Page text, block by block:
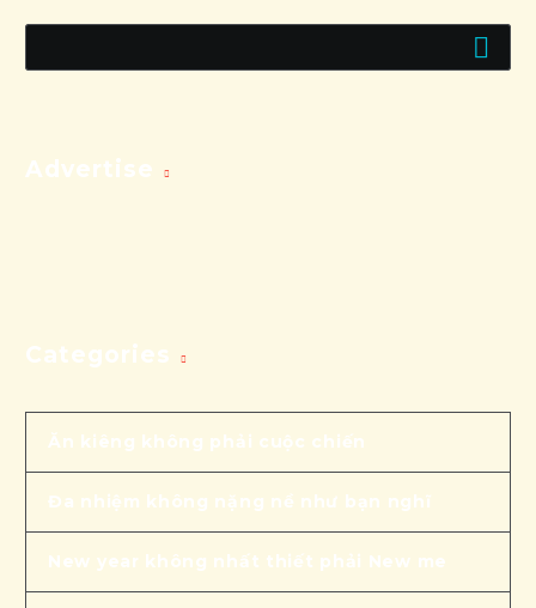
Advertise
Categories
Ăn kiêng không phải cuộc chiến
Đa nhiệm không nặng nề như bạn nghĩ
New year không nhất thiết phải New me